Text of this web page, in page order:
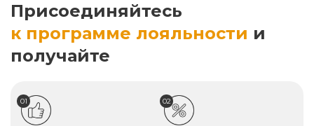
Присоединяйтесь
к программе лояльности и
получайте
01 02